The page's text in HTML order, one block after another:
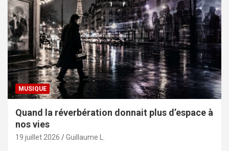
MUSIQUE
Quand la réverbération donnait plus d’espace à
nos vies
19 juillet 2026 Guillaume L.